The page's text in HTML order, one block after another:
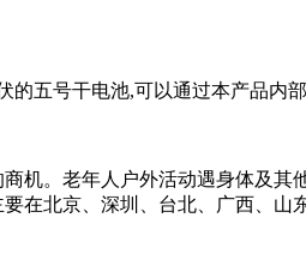
号干电池,可以通过本产品内部
。老年人户外活动遇身体及其
在北京、深圳、台北、广西、山